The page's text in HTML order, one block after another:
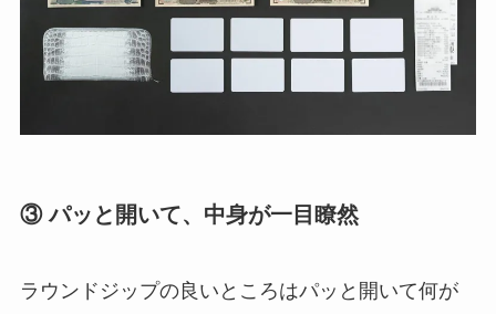
③ パッと開いて、中身が一目瞭然
ラウンドジップの良いところはパッと開いて何が